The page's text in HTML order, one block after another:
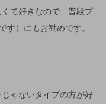
て好きなので、普段プ
す）にもお勧めです。
ゃないタイプの方が好